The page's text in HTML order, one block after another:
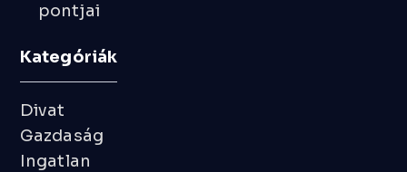
Kategóriák
Divat
Gazdaság
Ingatlan